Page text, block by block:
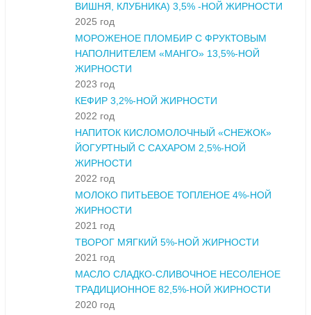
ВИШНЯ, КЛУБНИКА) 3,5% -НОЙ ЖИРНОСТИ
2025 год
МОРОЖЕНОЕ ПЛОМБИР С ФРУКТОВЫМ
НАПОЛНИТЕЛЕМ «МАНГО» 13,5%-НОЙ
ЖИРНОСТИ
2023 год
КЕФИР 3,2%-НОЙ ЖИРНОСТИ
2022 год
НАПИТОК КИСЛОМОЛОЧНЫЙ «СНЕЖОК»
ЙОГУРТНЫЙ С САХАРОМ 2,5%-НОЙ
ЖИРНОСТИ
2022 год
МОЛОКО ПИТЬЕВОЕ ТОПЛЕНОЕ 4%-НОЙ
ЖИРНОСТИ
2021 год
ТВОРОГ МЯГКИЙ 5%-НОЙ ЖИРНОСТИ
2021 год
МАСЛО СЛАДКО-СЛИВОЧНОЕ НЕСОЛЕНОЕ
ТРАДИЦИОННОЕ 82,5%-НОЙ ЖИРНОСТИ
2020 год